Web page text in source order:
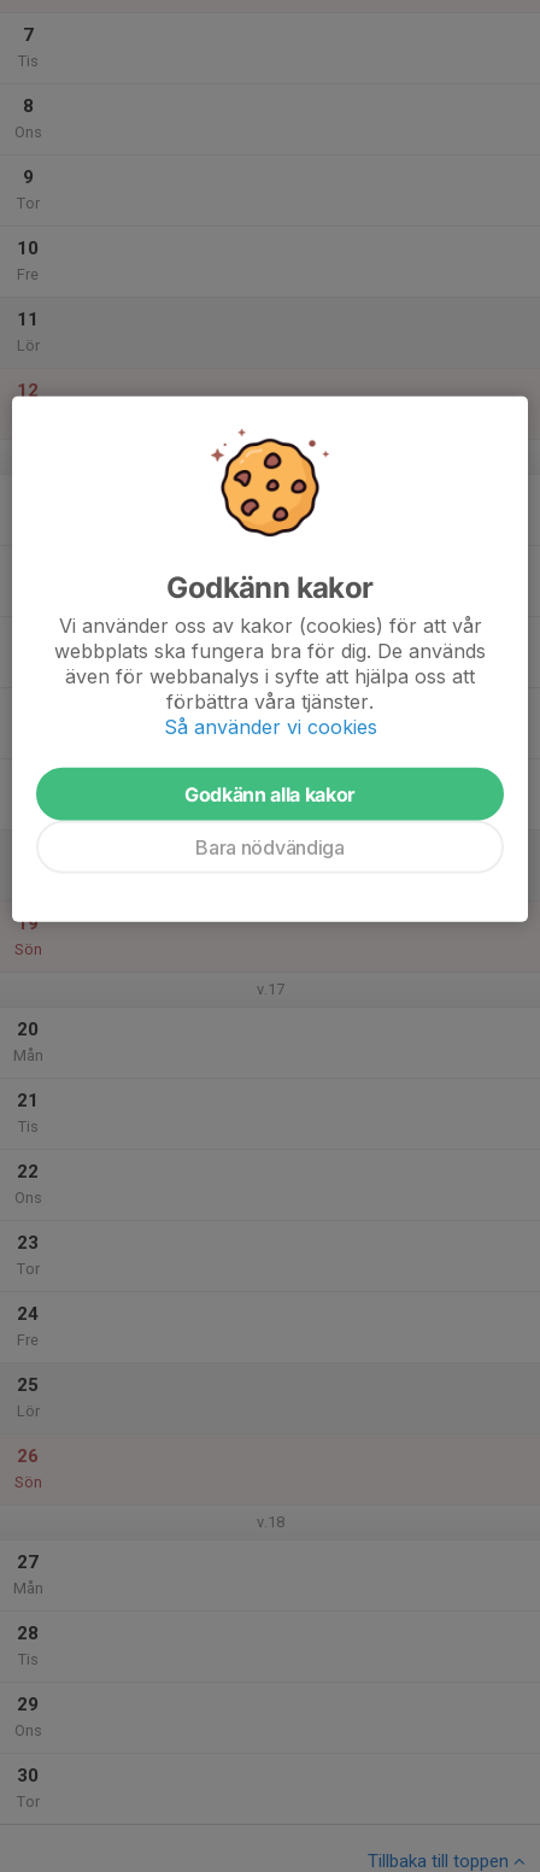
7
Tis
8
Ons
9
Tor
10
Fre
11
Lör
12
v.16
17
Fre
19
Sön
v.17
20
Mån
21
Tis
22
Ons
23
Tor
24
Fre
25
Lör
26
Sön
v.18
27
Mån
28
Tis
29
Ons
30
Tor
Tillbaka till toppen
Godkänn kakor
Vi använder oss av kakor (cookies) för att vår
webbplats ska fungera bra för dig. De används
även för webbanalys i syfte att hjälpa oss att
förbättra våra tjänster.
Så använder vi cookies
Godkänn alla kakor
Bara nödvändiga